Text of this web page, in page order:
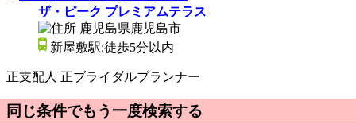
ザ・ピーク プレミアムテラス
鹿児島県鹿児島市
新屋敷駅:徒歩5分以内
正支配人 正ブライダルプランナー
同じ条件でもう一度検索する